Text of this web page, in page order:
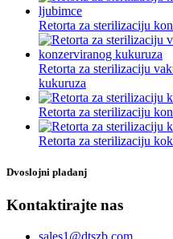
Retorta za sterilizaciju
Retorta za sterilizaciju
kukuruza
Retorta za sterilizaciju
Retorta za sterilizaciju
Dvoslojni pladanj
Kontaktirajte nas